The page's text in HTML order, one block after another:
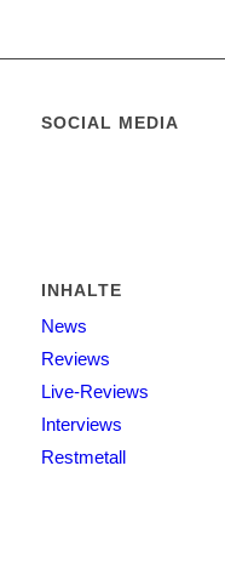
SOCIAL MEDIA
INHALTE
News
Reviews
Live-Reviews
Interviews
Restmetall